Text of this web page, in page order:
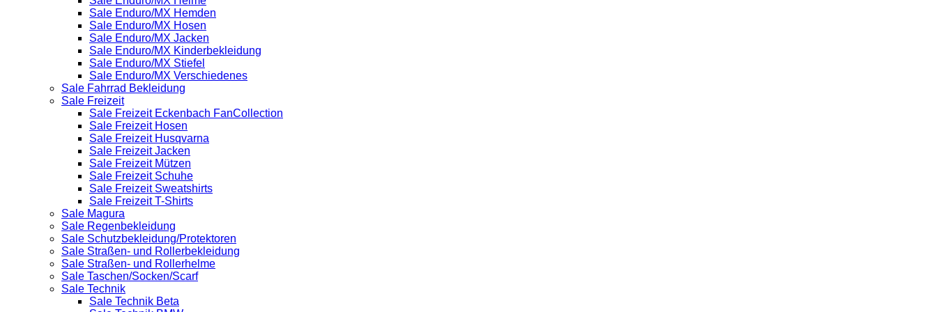
Sale Enduro/MX Hemden
Sale Enduro/MX Hosen
Sale Enduro/MX Jacken
Sale Enduro/MX Kinderbekleidung
Sale Enduro/MX Stiefel
Sale Enduro/MX Verschiedenes
Sale Fahrrad Bekleidung
Sale Freizeit
Sale Freizeit Eckenbach FanCollection
Sale Freizeit Hosen
Sale Freizeit Husqvarna
Sale Freizeit Jacken
Sale Freizeit Mützen
Sale Freizeit Schuhe
Sale Freizeit Sweatshirts
Sale Freizeit T-Shirts
Sale Magura
Sale Regenbekleidung
Sale Schutzbekleidung/Protektoren
Sale Straßen- und Rollerbekleidung
Sale Straßen- und Rollerhelme
Sale Taschen/Socken/Scarf
Sale Technik
Sale Technik Beta